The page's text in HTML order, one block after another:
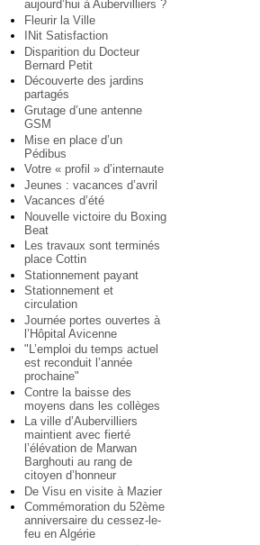
aujourd’hui à Aubervilliers ?
Fleurir la Ville
INit Satisfaction
Disparition du Docteur
Bernard Petit
Découverte des jardins
partagés
Grutage d’une antenne
GSM
Mise en place d’un
Pédibus
Votre « profil » d’internaute
Jeunes : vacances d’avril
Vacances d’été
Nouvelle victoire du Boxing
Beat
Les travaux sont terminés
place Cottin
Stationnement payant
Stationnement et
circulation
Journée portes ouvertes à
l’Hôpital Avicenne
"L’emploi du temps actuel
est reconduit l’année
prochaine"
Contre la baisse des
moyens dans les collèges
La ville d’Aubervilliers
maintient avec fierté
l’élévation de Marwan
Barghouti au rang de
citoyen d’honneur
De Visu en visite à Mazier
Commémoration du 52ème
anniversaire du cessez-le-
feu en Algérie